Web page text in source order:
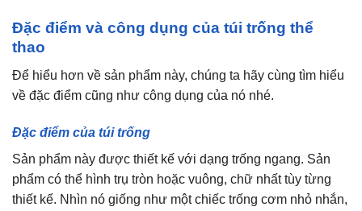
Đặc điểm và công dụng của túi trống thể
thao
Để hiểu hơn về sản phẩm này, chúng ta hãy cùng tìm hiểu
về đặc điểm cũng như công dụng của nó nhé.
Đặc điểm của túi trống
Sản phẩm này được thiết kế với dạng trống ngang. Sản
phẩm có thể hình trụ tròn hoặc vuông, chữ nhất tùy từng
thiết kế. Nhìn nó giống như một chiếc trống cơm nhỏ nhắn,